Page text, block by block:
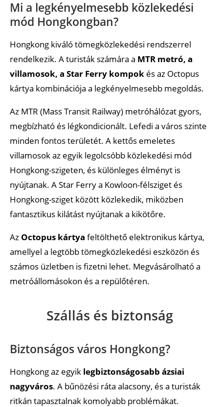
Mi a legkényelmesebb közlekedési
mód Hongkongban?
Hongkong kiváló tömegközlekedési rendszerrel
rendelkezik. A turisták számára a MTR metró, a
villamosok, a Star Ferry kompok és az Octopus
kártya kombinációja a legkényelmesebb megoldás.
Az MTR (Mass Transit Railway) metróhálózat gyors,
megbízható és légkondicionált. Lefedi a város szinte
minden fontos területét. A kettős emeletes
villamosok az egyik legolcsóbb közlekedési mód
Hongkong-szigeten, és különleges élményt is
nyújtanak. A Star Ferry a Kowloon-félsziget és
Hongkong-sziget között közlekedik, miközben
fantasztikus kilátást nyújtanak a kikötőre.
Az Octopus kártya feltölthető elektronikus kártya,
amellyel a legtöbb tömegközlekedési eszközön és
számos üzletben is fizetni lehet. Megvásárolható a
metróállomásokon és a repülőtéren.
Szállás és biztonság
Biztonságos város Hongkong?
Hongkong az egyik legbiztonságosabb ázsiai
nagyváros. A bűnözési ráta alacsony, és a turisták
ritkán tapasztalnak komolyabb problémákat.